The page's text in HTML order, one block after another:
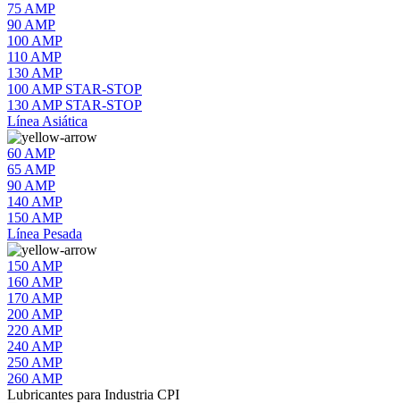
75 AMP
90 AMP
100 AMP
110 AMP
130 AMP
100 AMP STAR-STOP
130 AMP STAR-STOP
Línea Asiática
60 AMP
65 AMP
90 AMP
140 AMP
150 AMP
Línea Pesada
150 AMP
160 AMP
170 AMP
200 AMP
220 AMP
240 AMP
250 AMP
260 AMP
Lubricantes para Industria CPI